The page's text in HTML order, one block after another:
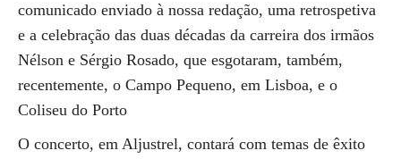
comunicado enviado à nossa redação, uma retrospetiva
e a celebração das duas décadas da carreira dos irmãos
Nélson e Sérgio Rosado, que esgotaram, também,
recentemente, o Campo Pequeno, em Lisboa, e o
Coliseu do Porto
O concerto, em Aljustrel, contará com temas de êxito